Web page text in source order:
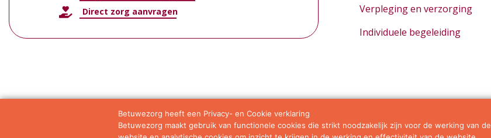
Direct zorg aanvragen
Verpleging en verzorging
Individuele begeleiding
Privacy statement Algemene voorwaarden
Betuwezorg heeft een Privacy- en Cookie verklaring
Betuwezorg maakt gebruik van functionele cookies die strikt noodzakelijk zijn voor de werking van de